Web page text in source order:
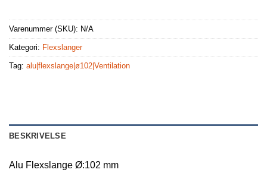
Varenummer (SKU): N/A
Kategori: Flexslanger
Tag: alu|flexslange|ø102|Ventilation
BESKRIVELSE
Alu Flexslange Ø:102 mm